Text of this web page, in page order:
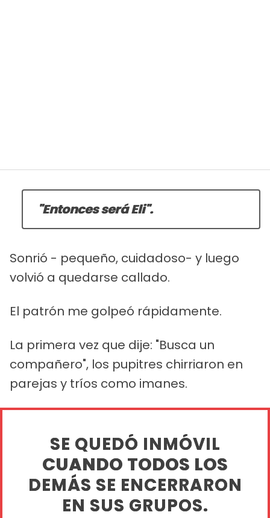
"Entonces será Eli".
Sonrió - pequeño, cuidadoso- y luego
volvió a quedarse callado.
El patrón me golpeó rápidamente.
La primera vez que dije: "Busca un
compañero", los pupitres chirriaron en
parejas y tríos como imanes.
SE QUEDÓ INMÓVIL
CUANDO TODOS LOS
DEMÁS SE ENCERRARON
EN SUS GRUPOS.